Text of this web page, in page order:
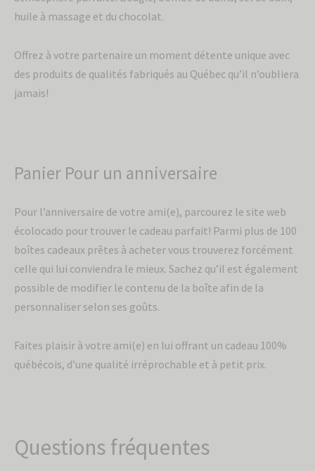
huile à massage et du chocolat.
Offrez à votre partenaire un moment détente unique avec
des produits de qualités fabriqués au Québec qu’il n’oubliera
jamais!
Panier Pour un anniversaire
Pour l’anniversaire de votre ami(e), parcourez le site web
écolocado pour trouver le cadeau parfait! Parmi plus de 100
boîtes cadeaux prêtes à acheter vous trouverez forcément
celle qui lui conviendra le mieux. Sachez qu’il est également
possible de modifier le contenu de la boîte afin de la
personnaliser selon ses goûts.
Faites plaisir à votre ami(e) en lui offrant un cadeau 100%
québécois, d’une qualité irréprochable et à petit prix.
Questions fréquentes